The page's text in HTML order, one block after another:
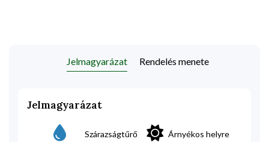
Jelmagyarázat Rendelés menete
Jelmagyarázat
Szárazságtűrő
Árnyékos helyre